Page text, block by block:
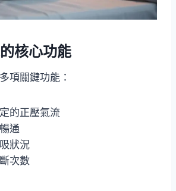
核心功能
項關鍵功能：
的正壓氣流
通
狀況
次數